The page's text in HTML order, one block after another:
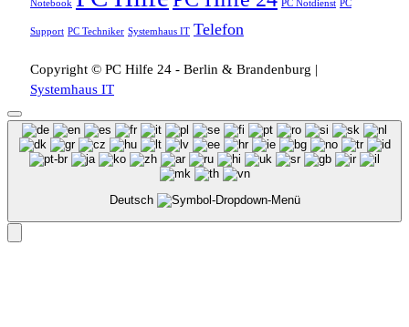
Notebook PC Notdienst PC
Support PC Techniker Systemhaus IT Telefon
Copyright © PC Hilfe 24 - Berlin & Brandenburg |
Systemhaus IT
Deutsch